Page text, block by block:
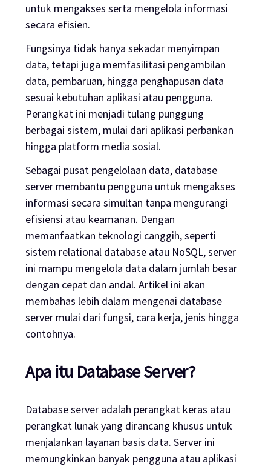
untuk mengakses serta mengelola informasi
secara efisien.
Fungsinya tidak hanya sekadar menyimpan
data, tetapi juga memfasilitasi pengambilan
data, pembaruan, hingga penghapusan data
sesuai kebutuhan aplikasi atau pengguna.
Perangkat ini menjadi tulang punggung
berbagai sistem, mulai dari aplikasi perbankan
hingga platform media sosial.
Sebagai pusat pengelolaan data, database
server membantu pengguna untuk mengakses
informasi secara simultan tanpa mengurangi
efisiensi atau keamanan. Dengan
memanfaatkan teknologi canggih, seperti
sistem relational database atau NoSQL, server
ini mampu mengelola data dalam jumlah besar
dengan cepat dan andal. Artikel ini akan
membahas lebih dalam mengenai database
server mulai dari fungsi, cara kerja, jenis hingga
contohnya.
Apa itu Database Server?
Database server adalah perangkat keras atau
perangkat lunak yang dirancang khusus untuk
menjalankan layanan basis data. Server ini
memungkinkan banyak pengguna atau aplikasi